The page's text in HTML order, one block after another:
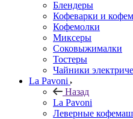
Блендеры
Кофеварки и
Кофемолки
Миксеры
Соковыжималки
Тостеры
Чайники
La Pavoni
Назад
La Pavoni
Леверные